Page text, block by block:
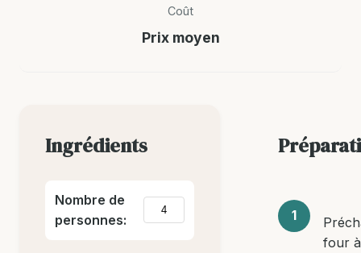
Coût
Prix moyen
Ingrédients
Nombre de
personnes:
four à